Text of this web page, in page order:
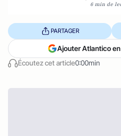
6 min de
Écoutez cet article0:00min
PARTAGER
Ajouter Atlantico